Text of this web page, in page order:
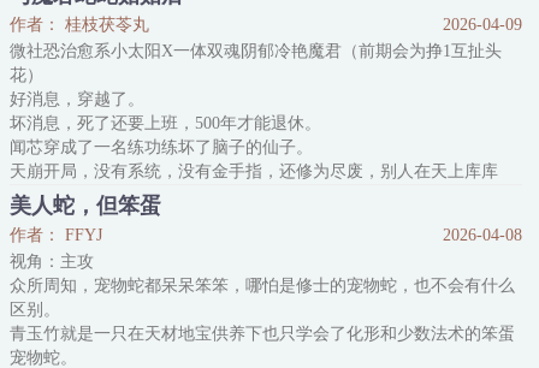
作者： 桂枝茯苓丸
2026-04-09
微社恐治愈系小太阳X一体双魂阴郁冷艳魔君（前期会为挣1互扯头
花）
好消息，穿越了。
坏消息，死了还要上班，500年才能退休。
闻芯穿成了一名练功练坏了脑子的仙子。
天崩开局，没有系统，没有金手指，还修为尽废，别人在天上库库
飞，她在地下苦苦追。
班还没上几天，又被一纸调令发配魔界。
闻芯以为去魔界只是单纯的出差，谁曾想别人的工作朝九晚五，她的
工作是陪魔君吃饭，陪魔君上班，陪魔君逛街，陪魔君睡觉，当魔君
的人形止疼剂，还不能离开她！！！！
等等，这真的是正经工作吗？
最后坐在魔后位置上的闻芯内心
美人蛇，但笨蛋
作者： FFYJ
2026-04-08
视角：主攻
众所周知，宠物蛇都呆呆笨笨，哪怕是修士的宠物蛇，也不会有什么
区别。
青玉竹就是一只在天材地宝供养下也只学会了化形和少数法术的笨蛋
宠物蛇。